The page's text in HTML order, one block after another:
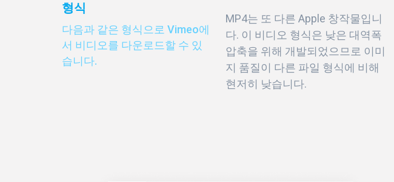
형식
다음과 같은 형식으로 Vimeo에
서 비디오를 다운로드할 수 있
습니다.
MP4는 또 다른 Apple 창작물입니
다. 이 비디오 형식은 낮은 대역폭
압축을 위해 개발되었으므로 이미
지 품질이 다른 파일 형식에 비해
현저히 낮습니다.